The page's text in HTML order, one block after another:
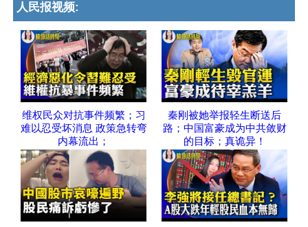
人民报视频:
维权民众对抗事件频繁；习
难以忍受坏消息 政策急转弯
内幕流出；
秦刚被她举报轻生断送后
路；中国富豪成为中共敛财
的目标；真诡异！